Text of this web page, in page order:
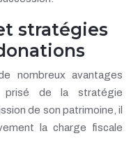
stratégies
nombreux avantages
prisé de la stratégie
de son patrimoine, il
la charge fiscale